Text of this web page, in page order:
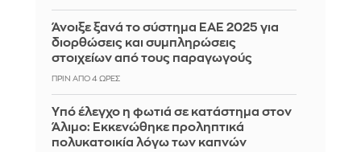
Άνοιξε ξανά το σύστημα ΕΑΕ 2025 για
διορθώσεις και συμπληρώσεις
στοιχείων από τους παραγωγούς
ΠΡΙΝ ΑΠΌ 4 ΏΡΕΣ
Yπό έλεγχο η φωτιά σε κατάστημα στον
Άλιμο: Εκκενώθηκε προληπτικά
πολυκατοικία λόγω των καπνών